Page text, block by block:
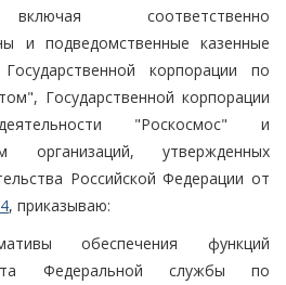
включая соответственно
и подведомственные казенные
корпорации по
Государственной корпорации
"Роскосмос" и
организаций, утвержденных
Российской Федерации от
, приказываю:
обеспечения функций
Федеральной службы по